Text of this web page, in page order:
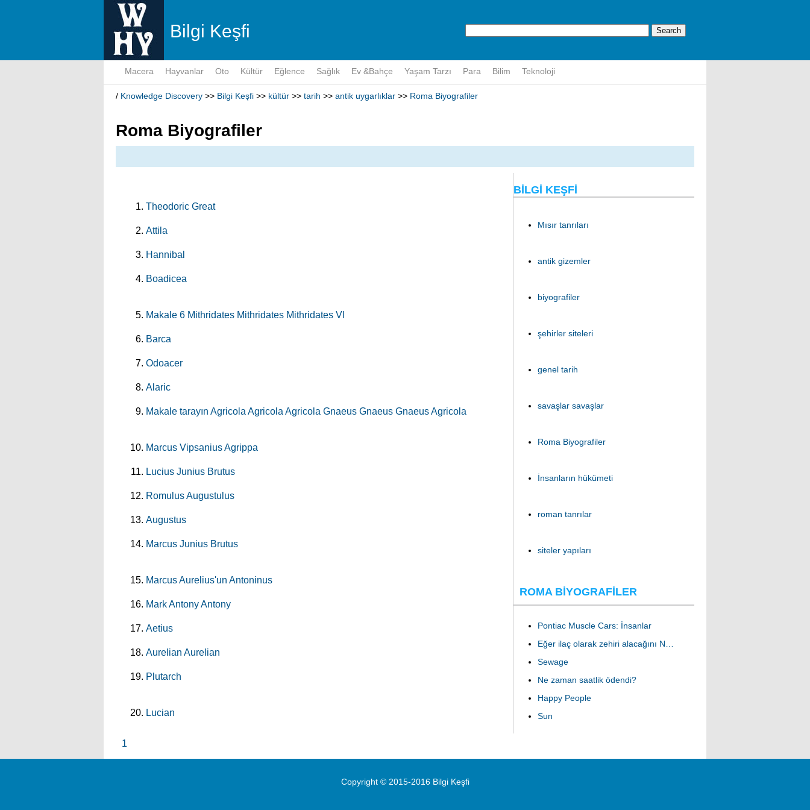
Bilgi Keşfi
Macera Hayvanlar Oto Kültür Eğlence Sağlık Ev &Bahçe Yaşam Tarzı Para Bilim Teknoloji
/ Knowledge Discovery >> Bilgi Keşfi >> kültür >> tarih >> antik uygarlıklar >> Roma Biyografiler
Roma Biyografiler
Theodoric Great
Attila
Hannibal
Boadicea
Makale 6 Mithridates Mithridates Mithridates VI
Barca
Odoacer
Alaric
Makale tarayın Agricola Agricola Agricola Gnaeus Gnaeus Gnaeus Agricola
Marcus Vipsanius Agrippa
Lucius Junius Brutus
Romulus Augustulus
Augustus
Marcus Junius Brutus
Marcus Aurelius'un Antoninus
Mark Antony Antony
Aetius
Aurelian Aurelian
Plutarch
Lucian
1
BILGI KEŞFI
Mısır tanrıları
antik gizemler
biyografiler
şehirler siteleri
genel tarih
savaşlar savaşlar
Roma Biyografiler
İnsanların hükümeti
roman tanrılar
siteler yapıları
ROMA BIYOGRAFILER
Pontiac Muscle Cars: İnsanlar
Eğer ilaç olarak zehiri alacağını N…
Sewage
Ne zaman saatlik ödendi?
Happy People
Sun
Copyright © 2015-2016 Bilgi Keşfi